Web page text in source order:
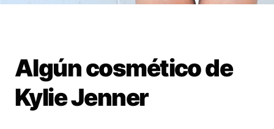
Algún cosmético de
Kylie Jenner